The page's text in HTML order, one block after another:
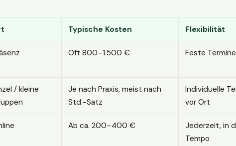
Typische Kosten Flexibilität
Oft 800–1.500 € Feste
/ kleine
Je nach Praxis, meist nach
Std.-Satz
Individuelle
vor Ort
Ab ca. 200–400 €
Jederzeit, in
Tempo